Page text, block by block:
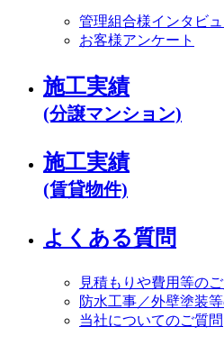
管理組合様インタビ
お客様アンケート
施工実績
(分譲マンション)
施工実績
(賃貸物件)
よくある質問
見積もりや費用等の
防水工事／外壁塗装
当社についてのご質問